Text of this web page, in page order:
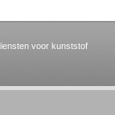
voor kunststof